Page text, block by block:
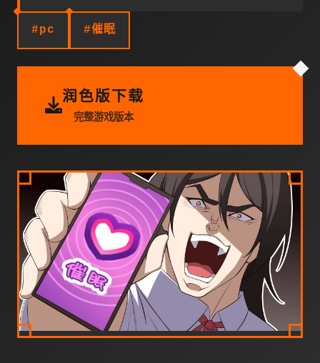
#pc #催眠
润色版下载
完整游戏版本